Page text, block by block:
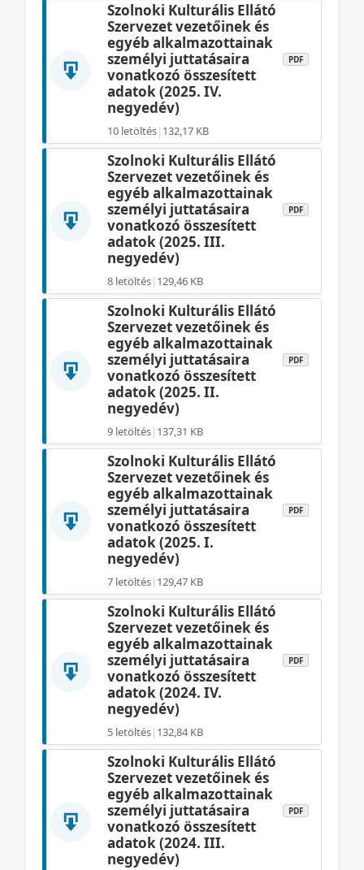
Szolnoki Kulturális Ellátó
Szervezet vezetőinek és
egyéb alkalmazottainak
személyi juttatásaira
vonatkozó összesített
adatok (2025. IV.
negyedév)
PDF
10 letöltés| 132,17 KB
Szolnoki Kulturális Ellátó
Szervezet vezetőinek és
egyéb alkalmazottainak
személyi juttatásaira
vonatkozó összesített
adatok (2025. III.
negyedév)
PDF
8 letöltés| 129,46 KB
Szolnoki Kulturális Ellátó
Szervezet vezetőinek és
egyéb alkalmazottainak
személyi juttatásaira
vonatkozó összesített
adatok (2025. II.
negyedév)
PDF
9 letöltés| 137,31 KB
Szolnoki Kulturális Ellátó
Szervezet vezetőinek és
egyéb alkalmazottainak
személyi juttatásaira
vonatkozó összesített
adatok (2025. I.
negyedév)
PDF
7 letöltés| 129,47 KB
Szolnoki Kulturális Ellátó
Szervezet vezetőinek és
egyéb alkalmazottainak
személyi juttatásaira
vonatkozó összesített
adatok (2024. IV.
negyedév)
PDF
5 letöltés| 132,84 KB
Szolnoki Kulturális Ellátó
Szervezet vezetőinek és
egyéb alkalmazottainak
személyi juttatásaira
vonatkozó összesített
adatok (2024. III.
negyedév)
PDF